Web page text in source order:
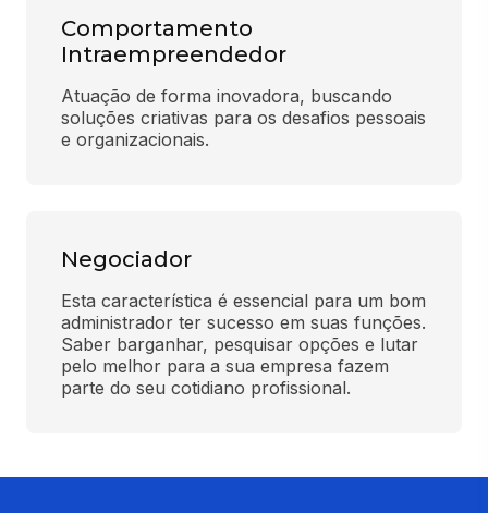
Comportamento
Intraempreendedor
Atuação de forma inovadora, buscando
soluções criativas para os desafios pessoais
e organizacionais.
Negociador
Esta característica é essencial para um bom
administrador ter sucesso em suas funções.
Saber barganhar, pesquisar opções e lutar
pelo melhor para a sua empresa fazem
parte do seu cotidiano profissional.